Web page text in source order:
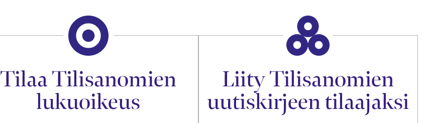
Tilaa Tilisanomien
lukuoikeus
Liity Tilisanomien
uutiskirjeen tilaajaksi